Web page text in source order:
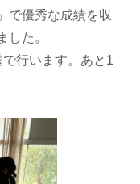
で優秀な成績を収
した。
行います。あと1